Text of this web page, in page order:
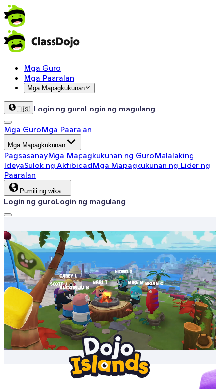
Mga Guro
Mga Paaralan
Mga Mapagkukunan
🇺🇸 Login ng guroLogin ng magulang
Mga GuroMga Paaralan
Mga Mapagkukunan
PagsasanayMga Mapagkukunan ng GuroMalalaking
IdeyaSulok ng AktibidadMga Mapagkukunan ng Lider ng
Paaralan
Pumili ng wika…
Login ng guroLogin ng magulang